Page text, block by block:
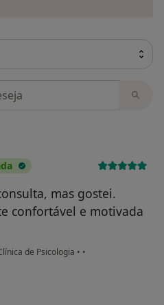
mas gostei.
confortável e motivada
de Psicologia • •